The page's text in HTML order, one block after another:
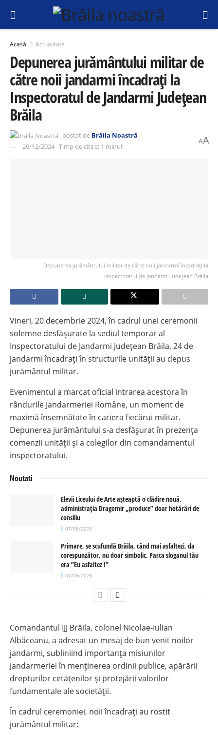
Acasă Actualitate
Depunerea jurământului militar de
către noii jandarmi încadrați la
Inspectoratul de Jandarmi Județean
Brăila
postat de Brăila Noastră
20/12/2024 Timp de citire: 1 minut
AA
Depunerea jurământului militar de către noii jandarmi încadrați la
Inspectoratul de Jandarmi Județean Brăila
Vineri, 20 decembrie 2024, în cadrul unei ceremonii
solemne desfășurate la sediul temporar al
Inspectoratului de Jandarmi Județean Brăila, 24 de
jandarmi încadrați în structurile unității au depus
jurământul militar.
Evenimentul a marcat oficial intrarea acestora în
rândurile Jandarmeriei Române, un moment de
maximă însemnătate în cariera fiecărui militar.
Depunerea jurământului s-a desfășurat în prezența
comenzii unității și a colegilor din comandamentul
inspectoratului.
Noutati
Elevii Liceului de Arte așteaptă o clădire nouă,
administrația Dragomir „produce” doar hotărâri de
consiliu
07/08/2026
Primare, se scufundă Brăila, când mai asfaltezi, da
corespunzător, nu doar simbolic. Parca sloganul tău
era ”Eu asfaltez !”
07/08/2026
Comandantul IJJ Brăila, colonel Nicolae-Iulian
Albăceanu, a adresat un mesaj de bun venit noilor
jandarmi, subliniind importanța misiunilor
Jandarmeriei în menținerea ordinii publice, apărării
drepturilor cetățenilor și protejării valorilor
fundamentale ale societății.
În cadrul ceremoniei, noii încadrați au rostit
jurământul militar: